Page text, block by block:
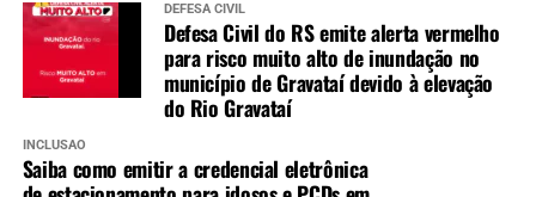
DEFESA CIVIL
Defesa Civil do RS emite alerta vermelho
para risco muito alto de inundação no
município de Gravataí devido à elevação
do Rio Gravataí
INCLUSÃO
Saiba como emitir a credencial eletrônica